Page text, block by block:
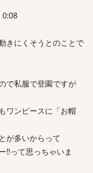
0:08
きにくそうとのことで
で私服で登園ですが
ワンピースに「お帽
が多いからって
!!って思っちゃいま